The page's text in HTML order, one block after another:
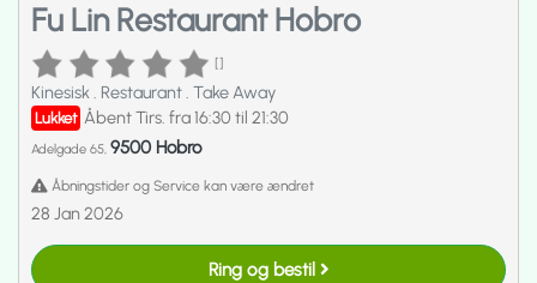
Fu Lin Restaurant Hobro
[]
Kinesisk Restaurant Take Away
Lukket Åbent Tirs. fra 16:30 til 21:30
Adelgade 65, 9500 Hobro
Åbningstider og Service kan være ændret
28 Jan 2026
Ring og bestil